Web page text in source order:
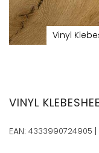
Vinyl
der
Bildergalerie
VINYL
EAN: 4333990724905